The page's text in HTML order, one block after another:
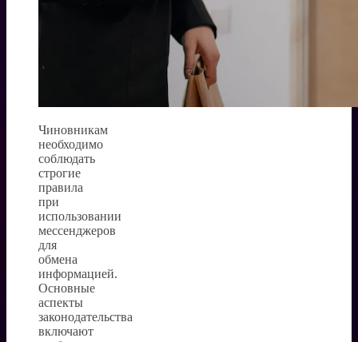
Чиновникам
необходимо
соблюдать
строгие
правила
при
использовании
мессенджеров
для
обмена
информацией.
Основные
аспекты
законодательства
включают